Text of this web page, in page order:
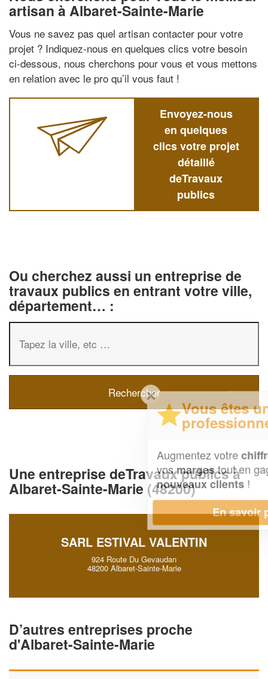
artisan à Albaret-Sainte-Marie
Vous ne savez pas quel artisan contacter pour votre
projet ? Indiquez-nous en quelques clics votre besoin
ci-dessous, nous cherchons pour vous et vous mettons
en relation avec le pro qu’il vous faut !
Envoyez-nous
en quelques
clics votre projet
détaillé
deTravaux
publics
Ou cherchez aussi un entreprise de
travaux publics en entrant votre ville,
département… :
Une entreprise deTravaux publics à
Albaret-Sainte-Marie (48200)
SARL ESTIVAL VALENTIN
924 Route Du Gevaudan
48200 Albaret-Sainte-Marie
D’autres entreprises proche
d'Albaret-Sainte-Marie
Vous êtes un
professionnel ?
Augmentez votrechiffre d'affaireset
vosmargestout en gagnant de
nouveaux clients!
En savoir plus